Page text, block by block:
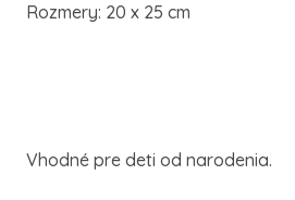
Rozmery: 20 x 25 cm
Vhodné pre deti od narodenia.